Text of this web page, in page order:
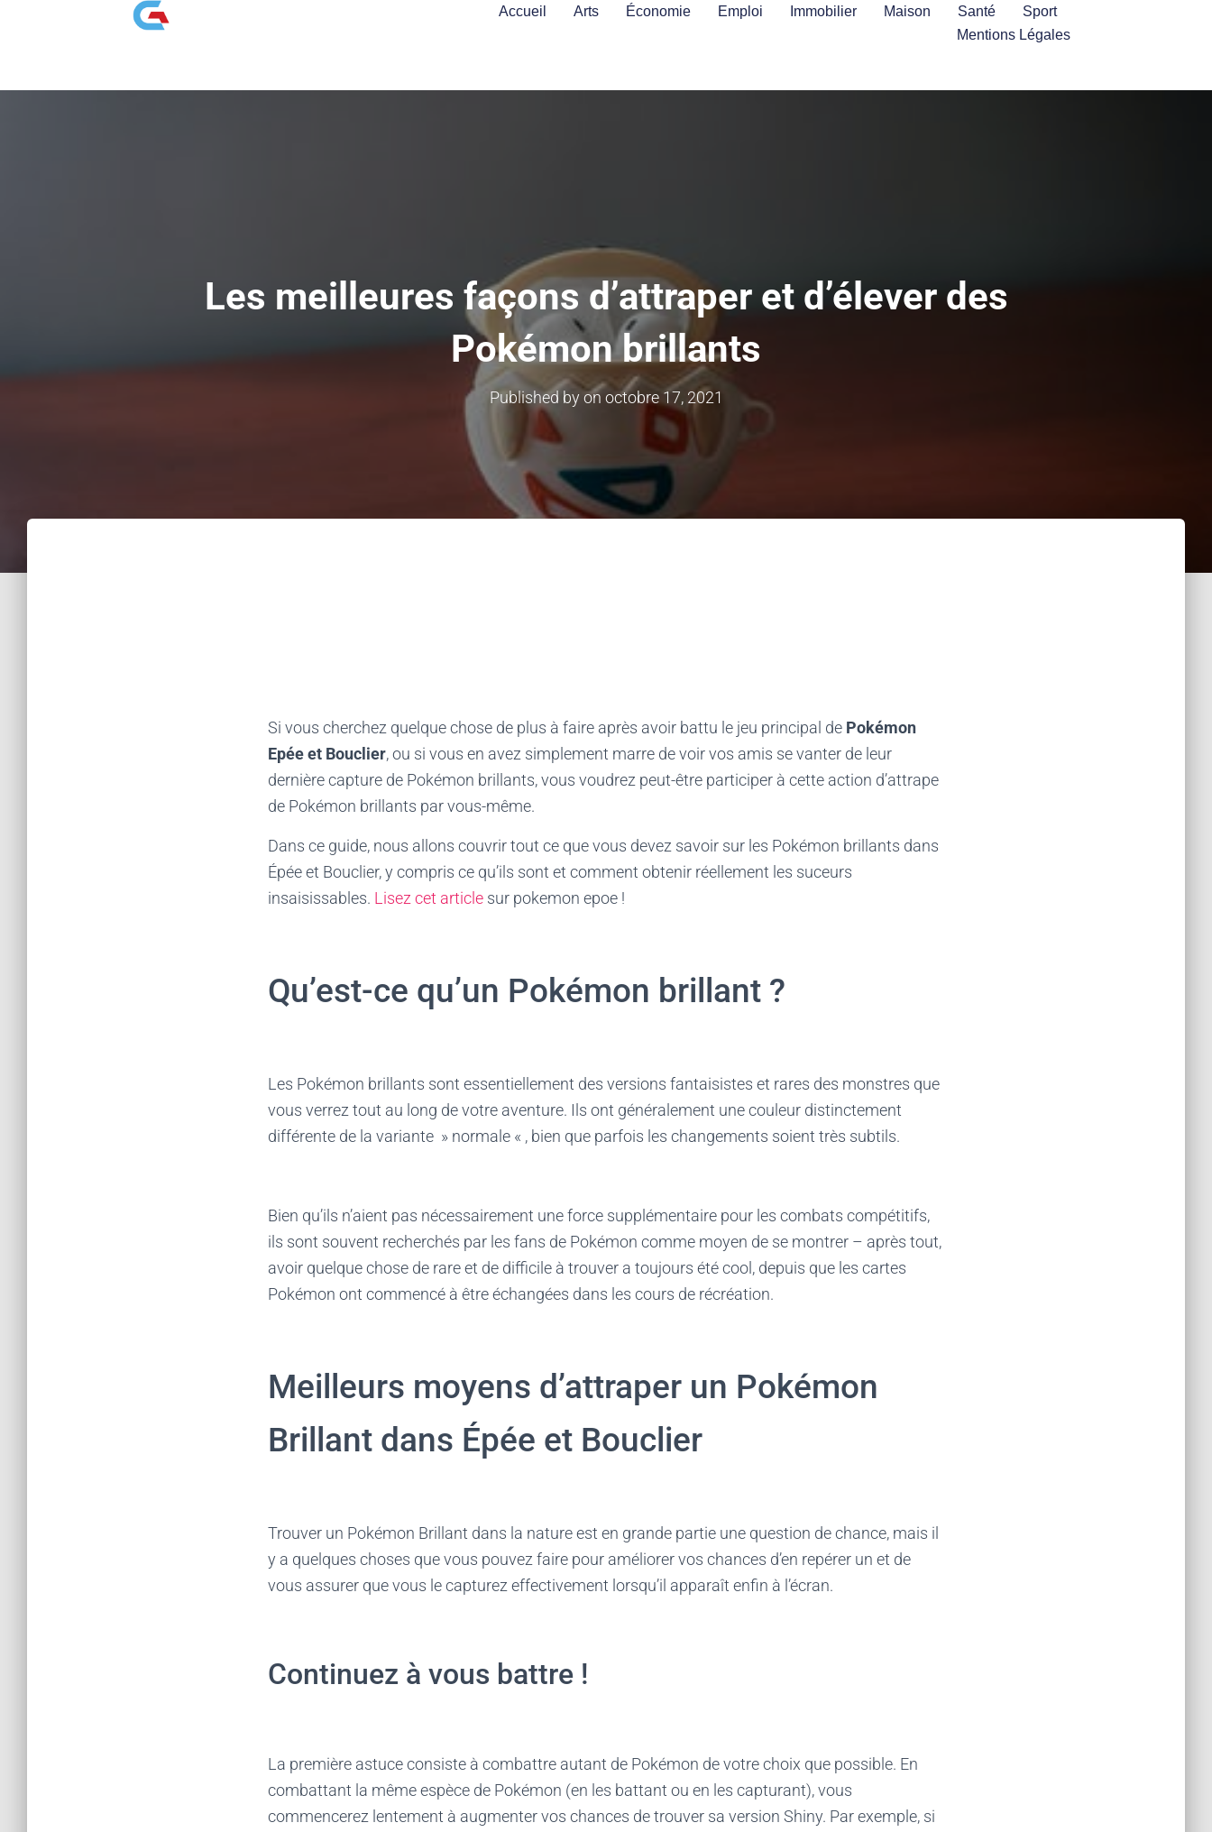
Accueil Arts Économie Emploi Immobilier Maison Santé
Sport
Mentions Légales
Les meilleures façons d’attraper et d’élever des
Pokémon brillants
Published byon octobre 17, 2021
Si vous cherchez quelque chose de plus à faire après avoir battu le jeu principal de Pokémon
Epée et Bouclier, ou si vous en avez simplement marre de voir vos amis se vanter de leur
dernière capture de Pokémon brillants, vous voudrez peut-être participer à cette action d’attrape
de Pokémon brillants par vous-même.
Dans ce guide, nous allons couvrir tout ce que vous devez savoir sur les Pokémon brillants dans
Épée et Bouclier, y compris ce qu’ils sont et comment obtenir réellement les suceurs
insaisissables. Lisez cet article sur pokemon epoe !
Qu’est-ce qu’un Pokémon brillant ?
Les Pokémon brillants sont essentiellement des versions fantaisistes et rares des monstres que
vous verrez tout au long de votre aventure. Ils ont généralement une couleur distinctement
différente de la variante » normale « , bien que parfois les changements soient très subtils.
Bien qu’ils n’aient pas nécessairement une force supplémentaire pour les combats compétitifs,
ils sont souvent recherchés par les fans de Pokémon comme moyen de se montrer – après tout,
avoir quelque chose de rare et de difficile à trouver a toujours été cool, depuis que les cartes
Pokémon ont commencé à être échangées dans les cours de récréation.
Meilleurs moyens d’attraper un Pokémon
Brillant dans Épée et Bouclier
Trouver un Pokémon Brillant dans la nature est en grande partie une question de chance, mais il
y a quelques choses que vous pouvez faire pour améliorer vos chances d’en repérer un et de
vous assurer que vous le capturez effectivement lorsqu’il apparaît enfin à l’écran.
Continuez à vous battre !
La première astuce consiste à combattre autant de Pokémon de votre choix que possible. En
combattant la même espèce de Pokémon (en les battant ou en les capturant), vous
commencerez lentement à augmenter vos chances de trouver sa version Shiny. Par exemple, si